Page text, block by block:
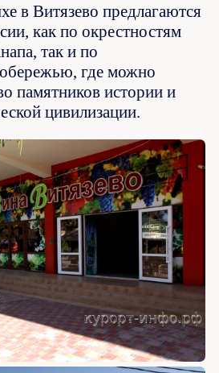
в Витязево предлагаются
как по окрестностям
так и по
где можно
памятников истории и
цивилизации.